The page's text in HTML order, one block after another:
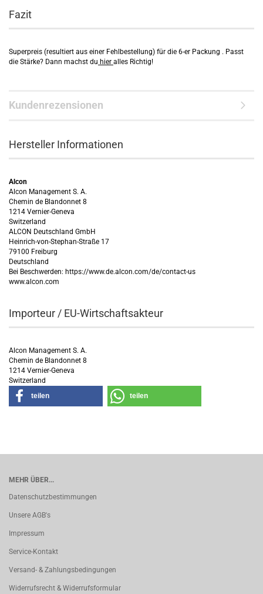
Fazit
Superpreis (resultiert aus einer Fehlbestellung) für die 6-er Packung . Passt
die Stärke? Dann machst du hier alles Richtig!
Kundenrezensionen
Hersteller Informationen
Alcon
Alcon Management S. A.
Chemin de Blandonnet 8
1214 Vernier-Geneva
Switzerland
ALCON Deutschland GmbH
Heinrich-von-Stephan-Straße 17
79100 Freiburg
Deutschland
Bei Beschwerden: https://www.de.alcon.com/de/contact-us
www.alcon.com
Importeur / EU-Wirtschaftsakteur
Alcon Management S. A.
Chemin de Blandonnet 8
1214 Vernier-Geneva
Switzerland
teilen
teilen
MEHR ÜBER...
Datenschutzbestimmungen
Unsere AGB's
Impressum
Service-Kontakt
Versand- & Zahlungsbedingungen
Widerrufsrecht & Widerrufsformular